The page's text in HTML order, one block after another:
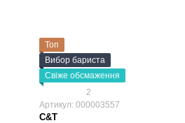
Топ
Вибор бариста
Свіже обсмаження
2
Артикул: 000003557
C&T